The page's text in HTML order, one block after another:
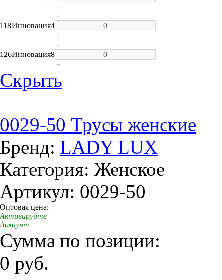
+
118Инновация4
-
+
126Инновация8
-
+
Скрыть
0029-50 Трусы женские
Бренд: LADY LUX
Категория: Женское
Артикул: 0029-50
Оптовая цена:
Активируйте
Аккаунт
Сумма по позиции:
0 руб.